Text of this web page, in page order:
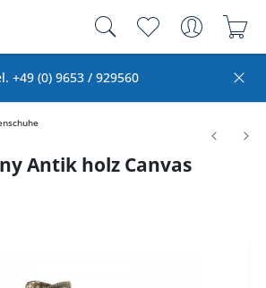
+49 (0) 9653 / 929560
Antik holz Canvas